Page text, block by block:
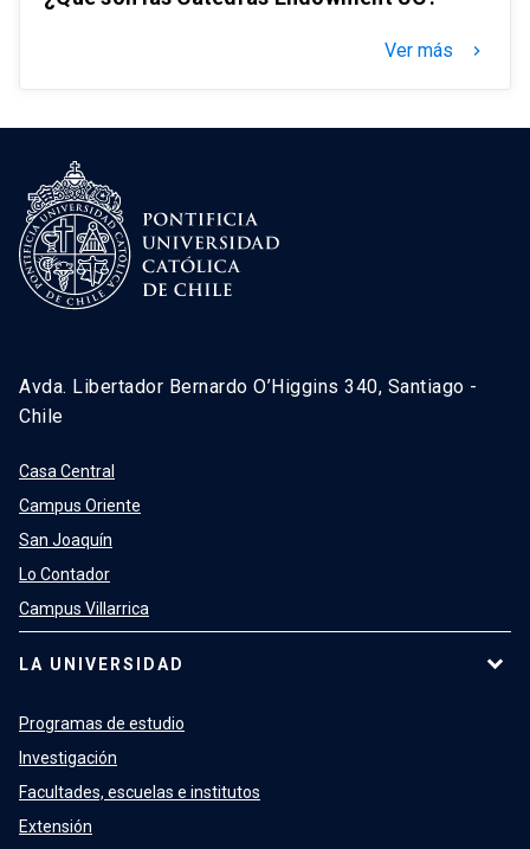
Ver más keyboard_arrow_right
Avda. Libertador Bernardo O’Higgins 340, Santiago -
Chile
Casa Central
Campus Oriente
San Joaquín
Lo Contador
Campus Villarrica
LA UNIVERSIDAD
Programas de estudio
Investigación
Facultades, escuelas e institutos
Extensión